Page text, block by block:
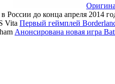
Первый геймплей
Анонсирована новая игра